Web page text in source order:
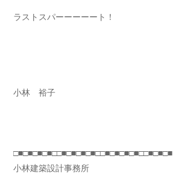
ラストスパーーーーート！
小林 裕子
□■□■□■□■□□■□■□■□■□□■□■□■□■□□■□■□■
小林建築設計事務所